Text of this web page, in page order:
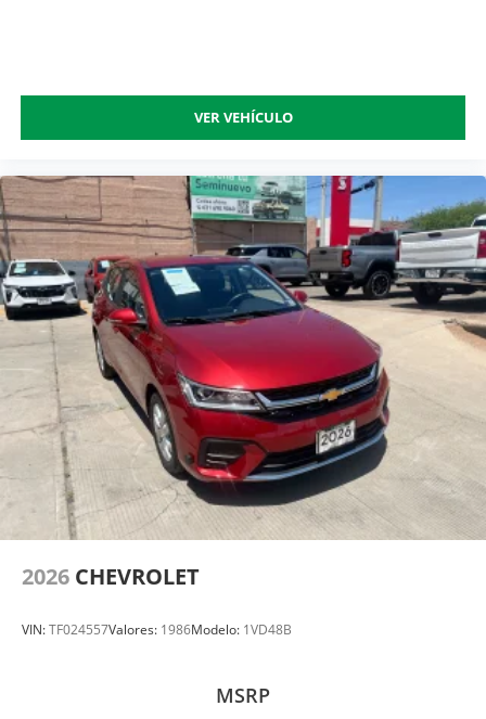
VER VEHÍCULO
2026 CHEVROLET
VIN:TF024557Valores: 1986Modelo: 1VD48B
MSRP